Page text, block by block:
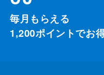
毎月もらえる
1,200ポイントでお得